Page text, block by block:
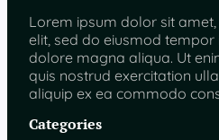
Lorem ipsum dolor sit
elit, sed do eiusmod
dolore magna aliqua. Ut
quis nostrud exercitation
aliquip ex ea commodo
Categories